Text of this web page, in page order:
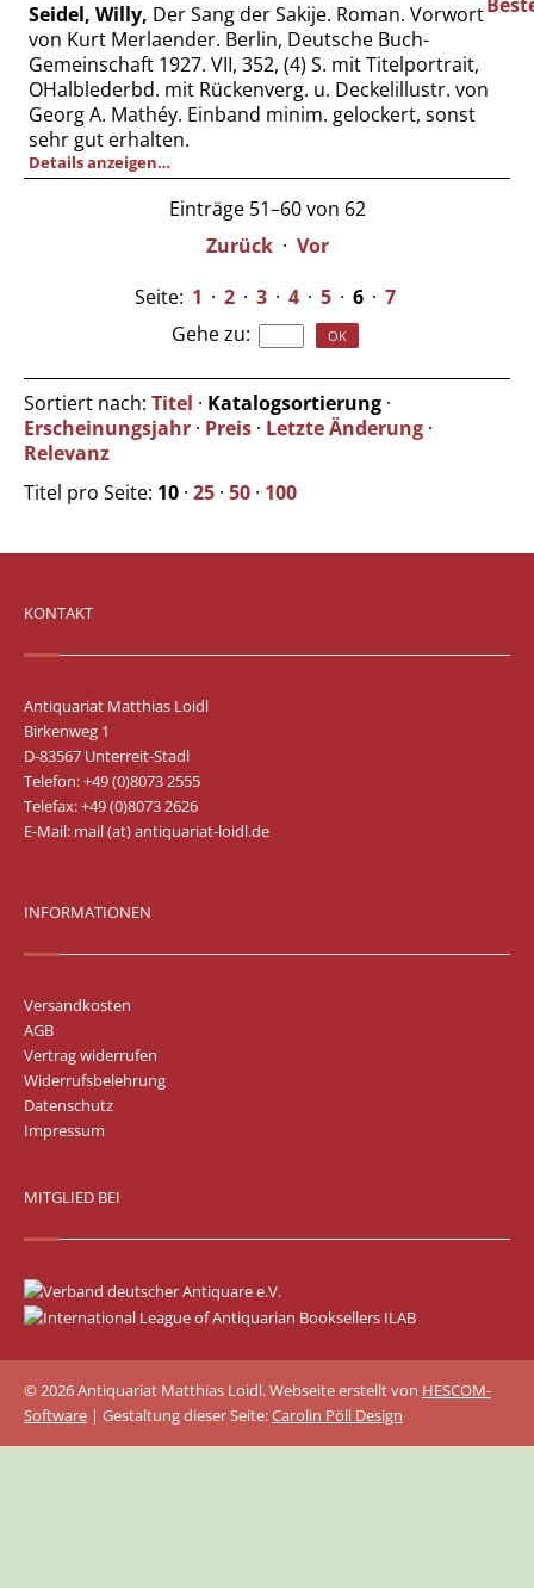
Seidel, Willy, Der Sang der Sakije. Roman. Vorwort
von Kurt Merlaender. Berlin, Deutsche Buch-
Gemeinschaft 1927. VII, 352, (4) S. mit Titelportrait,
OHalblederbd. mit Rückenverg. u. Deckelillustr. von
Georg A. Mathéy. Einband minim. gelockert, sonst
sehr gut erhalten.
Details anzeigen…
Einträge 51–60 von 62
Zurück · Vor
Seite: 1 · 2 · 3 · 4 · 5 · 6 · 7
Gehe zu:
Sortiert nach: Titel · Katalogsortierung ·
Erscheinungsjahr · Preis · Letzte Änderung ·
Relevanz
Titel pro Seite: 10 · 25 · 50 · 100
KONTAKT
Antiquariat Matthias Loidl
Birkenweg 1
D-83567 Unterreit-Stadl
Telefon: +49 (0)8073 2555
Telefax: +49 (0)8073 2626
E-Mail: mail (at) antiquariat-loidl.de
INFORMATIONEN
Versandkosten
AGB
Vertrag widerrufen
Widerrufsbelehrung
Datenschutz
Impressum
MITGLIED BEI
© 2026 Antiquariat Matthias Loidl. Webseite erstellt von HESCOM-
Software | Gestaltung dieser Seite:Carolin Pöll Design